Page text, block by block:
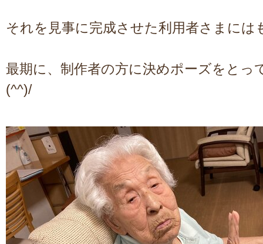
それを見事に完成させた利用者さまには
最期に、制作者の方に決めポーズをとっ
(^^)/